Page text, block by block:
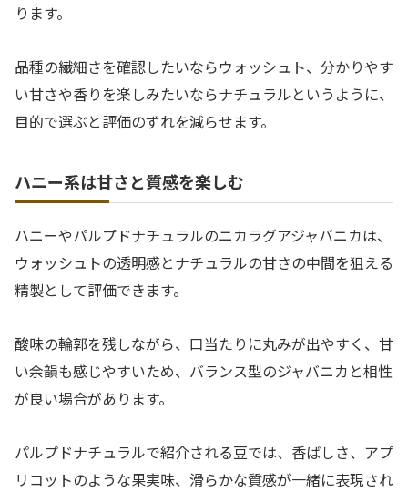
ります。
品種の繊細さを確認したいならウォッシュト、分かりやす
い甘さや香りを楽しみたいならナチュラルというように、
目的で選ぶと評価のずれを減らせます。
ハニー系は甘さと質感を楽しむ
ハニーやパルプドナチュラルのニカラグアジャバニカは、
ウォッシュトの透明感とナチュラルの甘さの中間を狙える
精製として評価できます。
酸味の輪郭を残しながら、口当たりに丸みが出やすく、甘
い余韻も感じやすいため、バランス型のジャバニカと相性
が良い場合があります。
パルプドナチュラルで紹介される豆では、香ばしさ、アプ
リコットのような果実味、滑らかな質感が一緒に表現され